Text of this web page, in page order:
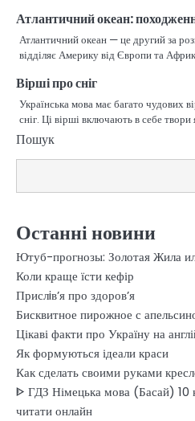
Атлантичний океан:
Атлантичний океан — це другий за
відділяє Америку від Європи та
Вірші про сніг
Українська мова має багато чудових
сніг. Ці вірші включають в себе твори
Пошук
Останні новини
Ютуб-прогнозы: Золотая Жила
Коли краще їсти кефір
Прислiв’я про здоров’я
Бисквитное пирожное с
Цікаві факти про Україну на
Як формуються ідеали краси
Как сделать своими руками
ᐈ ГДЗ Німецька мова (Басай) 10
читати онлайн